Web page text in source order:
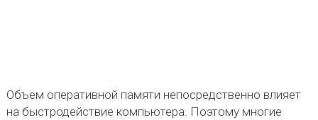
Объем оперативной памяти непосредственно влияет
на быстродействие компьютера. Поэтому многие